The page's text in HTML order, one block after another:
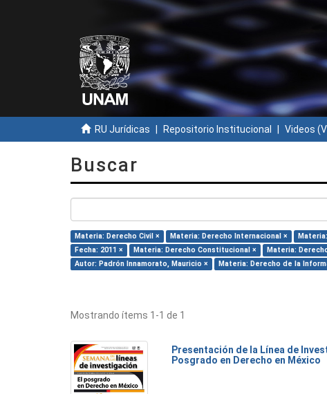
RU Jurídicas Repositorio Institucional Videos
Buscar
Materia: Derecho Civil × Materia: Derecho Internacional ×
Fecha: 2011 ×
Materia: Derecho Constitucional × Materia:
Autor: Padrón Innamorato, Mauricio ×
Materia: Derecho de la
Mostrando ítems 1-1 de 1
Presentación de la Línea de
Posgrado en Derecho en México